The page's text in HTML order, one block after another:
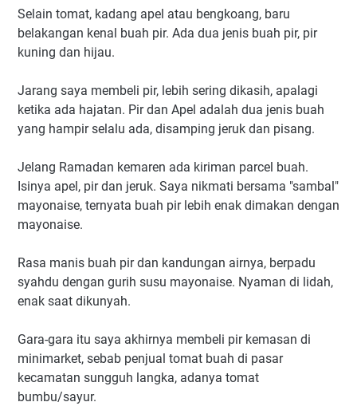
Selain tomat, kadang apel atau bengkoang, baru
belakangan kenal buah pir. Ada dua jenis buah pir, pir
kuning dan hijau.
Jarang saya membeli pir, lebih sering dikasih, apalagi
ketika ada hajatan. Pir dan Apel adalah dua jenis buah
yang hampir selalu ada, disamping jeruk dan pisang.
Jelang Ramadan kemaren ada kiriman parcel buah.
Isinya apel, pir dan jeruk. Saya nikmati bersama "sambal"
mayonaise, ternyata buah pir lebih enak dimakan dengan
mayonaise.
Rasa manis buah pir dan kandungan airnya, berpadu
syahdu dengan gurih susu mayonaise. Nyaman di lidah,
enak saat dikunyah.
Gara-gara itu saya akhirnya membeli pir kemasan di
minimarket, sebab penjual tomat buah di pasar
kecamatan sungguh langka, adanya tomat
bumbu/sayur.